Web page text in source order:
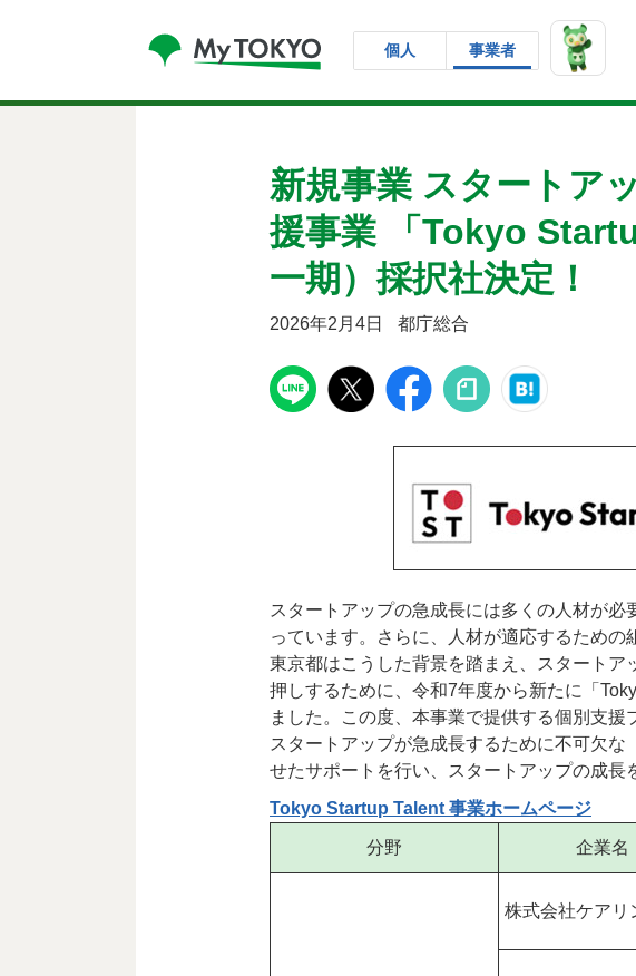
個人 事業者
新規事業 スタートア
援事業 「Tokyo
一期）採択社決定！
2026年2月4日 都庁総合
スタートアップの急成長には多くの人材が
っています。さらに、人材が適応するための
東京都はこうした背景を踏まえ、スタート
押しするために、令和7年度から新たに「
ました。この度、本事業で提供する個別支援
スタートアップが急成長するために不可欠
せたサポートを行い、スタートアップの成長
Tokyo Startup Talent 事業ホームページ
分野 企業名
株式会社ケアリ